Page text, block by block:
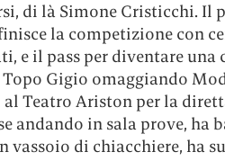
di là Simone Cristicchi. Il
la competizione con
e il pass per diventare una
Gigio omaggiando
al Teatro Ariston per la
andando in sala prove,
vassoio di chiacchiere, ha